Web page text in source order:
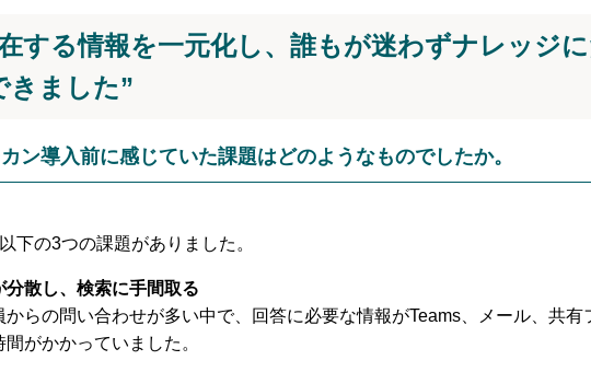
する情報を一元化し、誰もが迷わずナレッジ
きました”
ン導入前に感じていた課題はどのようなものでしたか。
下の3つの課題がありました。
分散し、検索に手間取る
からの問い合わせが多い中で、回答に必要な情報がTeams、メール、共
間がかかっていました。